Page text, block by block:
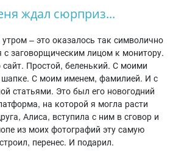
ждал сюрприз...
– это оказалось так символично
с заговорщическим лицом к монитору.
Простой, беленький. С моими
С моим именем, фамилией. И с
статьями. Это был его новогодний
на которой я могла расти
Алиса, вступила с ним в сговор и
из моих фотографий эту самую
перенес. И подарил.